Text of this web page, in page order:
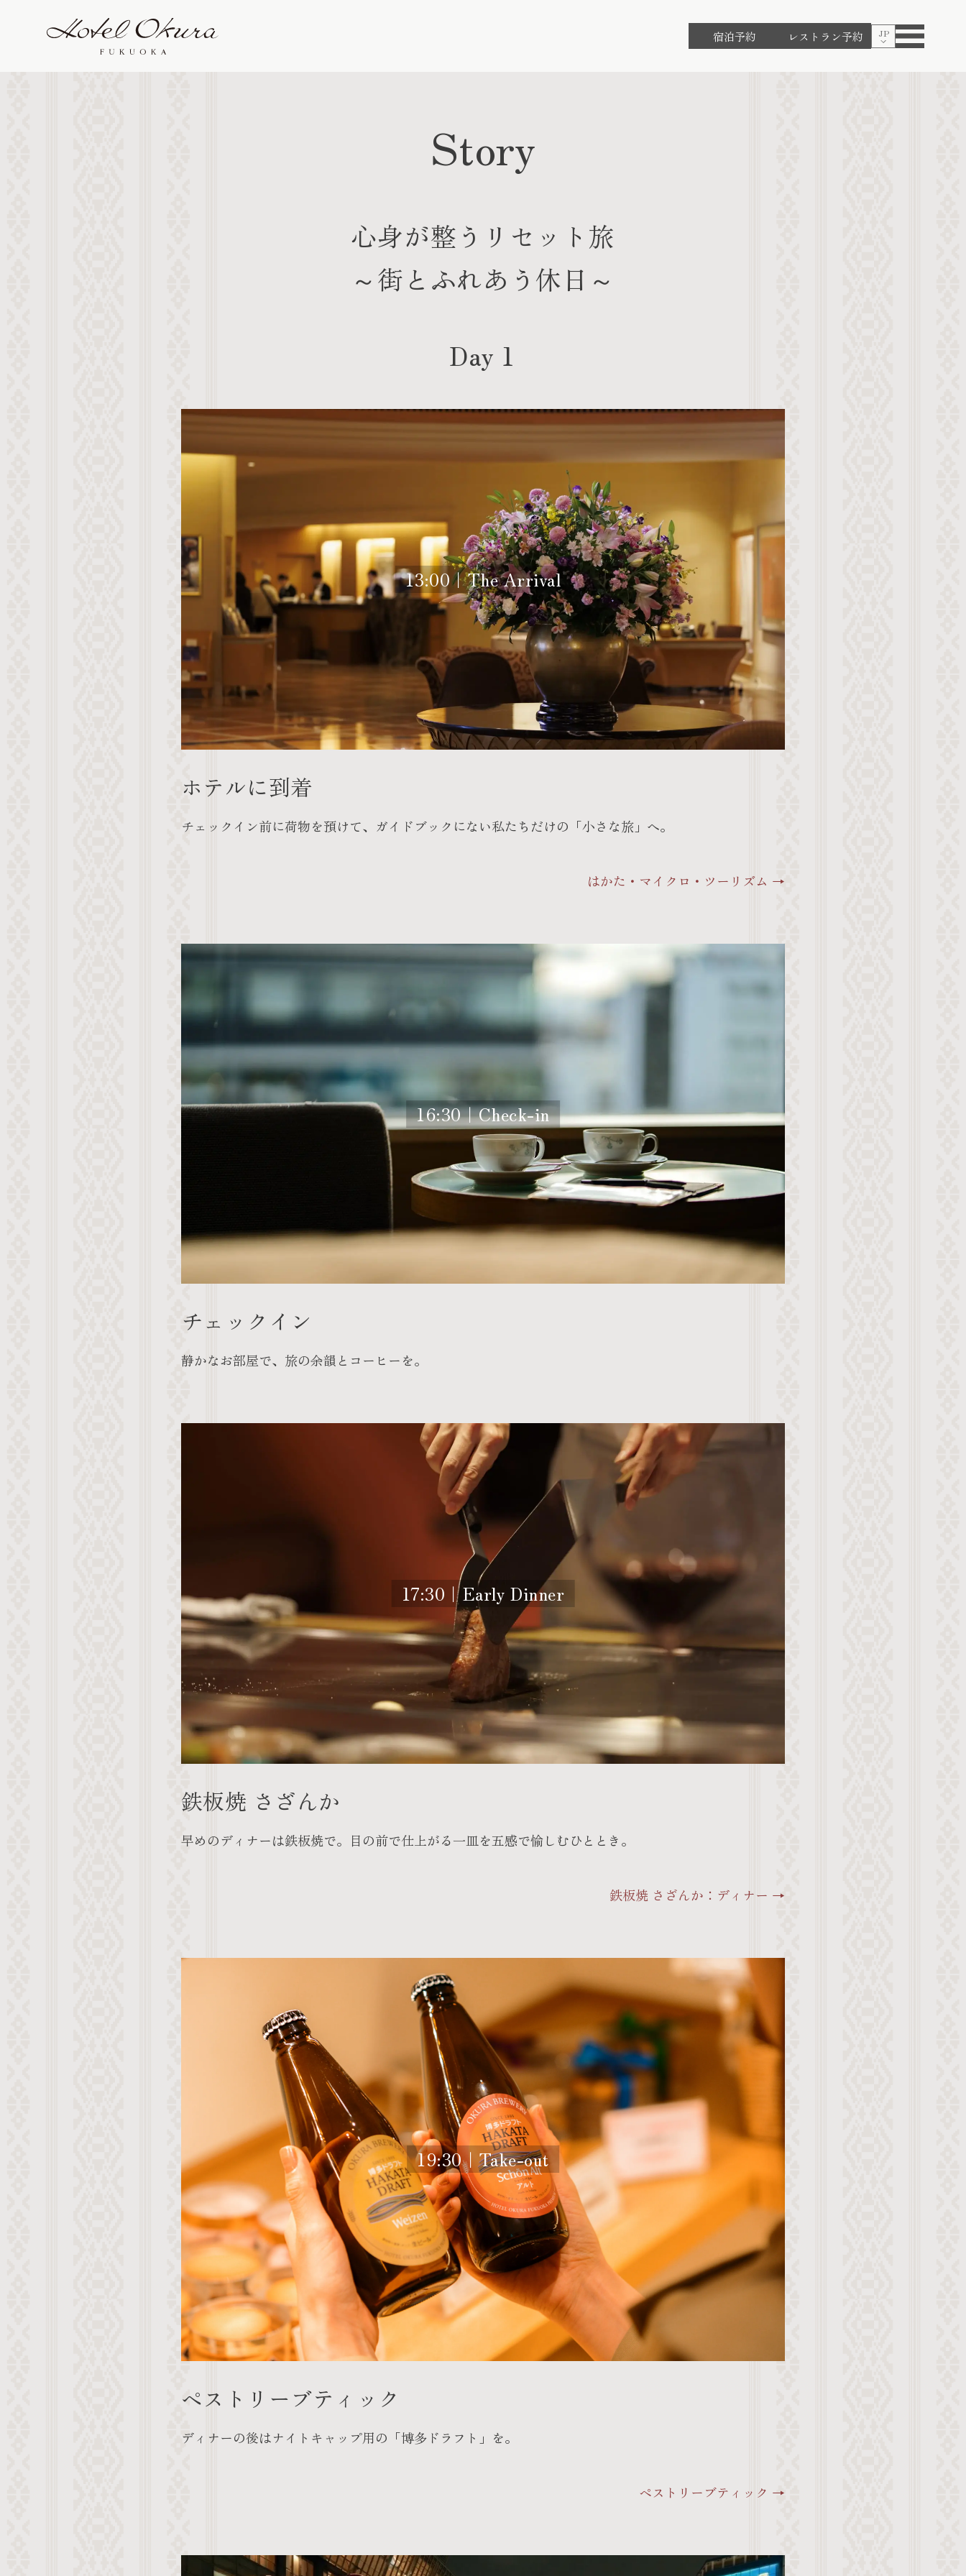
宿泊予約 レストラン予約 JP
Story
心身が整うリセット旅
～街とふれあう休日～
Day 1
13:00｜The Arrival
ホテルに到着
チェックイン前に荷物を預けて、ガイドブックにない私たちだけの「小さな旅」へ。
はかた・マイクロ・ツーリズム →
16:30｜Check-in
チェックイン
静かなお部屋で、旅の余韻とコーヒーを。
17:30｜Early Dinner
鉄板焼 さざんか
早めのディナーは鉄板焼で。目の前で仕上がる一皿を五感で愉しむひととき。
鉄板焼 さざんか：ディナー →
19:30｜Take-out
ペストリーブティック
ディナーの後はナイトキャップ用の「博多ドラフト」を。
ペストリーブティック →